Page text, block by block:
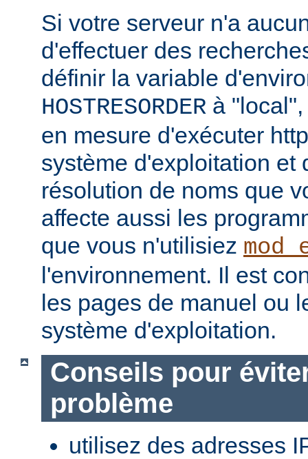
Si votre serveur n'a
d'effectuer des
définir la variable
HOSTRESORDER à
en mesure d'exécuter
système d'exploitation et
résolution de noms que
affecte aussi les
que vous n'utilisiez
l'environnement. Il est
les pages de manuel ou
système d'exploitation.
Conseils pour
problème
utilisez des adresses